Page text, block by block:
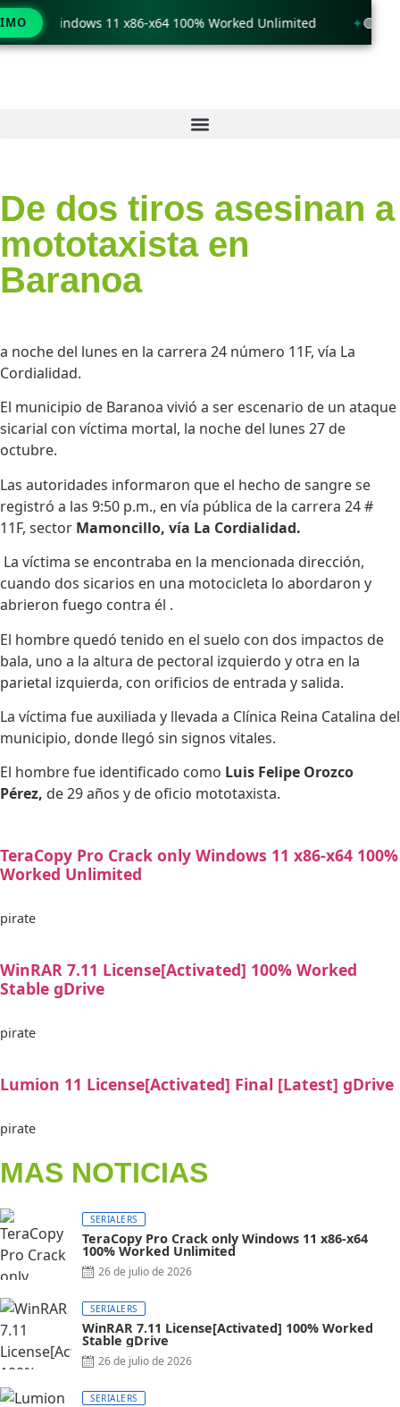
De dos tiros asesinan a
mototaxista en
Baranoa
a noche del lunes en la carrera 24 número 11F, vía La
Cordialidad.
El municipio de Baranoa vivió a ser escenario de un ataque
sicarial con víctima mortal, la noche del lunes 27 de
octubre.
Las autoridades informaron que el hecho de sangre se
registró a las 9:50 p.m., en vía pública de la carrera 24 #
11F, sector Mamoncillo, vía La Cordialidad.
La víctima se encontraba en la mencionada dirección,
cuando dos sicarios en una motocicleta lo abordaron y
abrieron fuego contra él .
El hombre quedó tenido en el suelo con dos impactos de
bala, uno a la altura de pectoral izquierdo y otra en la
parietal izquierda, con orificios de entrada y salida.
La víctima fue auxiliada y llevada a Clínica Reina Catalina del
municipio, donde llegó sin signos vitales.
El hombre fue identificado como Luis Felipe Orozco
Pérez, de 29 años y de oficio mototaxista.
TeraCopy Pro Crack only Windows 11 x86-x64 100%
Worked Unlimited
pirate
WinRAR 7.11 License[Activated] 100% Worked
Stable gDrive
pirate
Lumion 11 License[Activated] Final [Latest] gDrive
pirate
MAS NOTICIAS
SERIALERS
TeraCopy Pro Crack only Windows 11 x86-x64
100% Worked Unlimited
26 de julio de 2026
SERIALERS
WinRAR 7.11 License[Activated] 100% Worked
Stable gDrive
26 de julio de 2026
SERIALERS
only Windows 11 x86-x64 100% Worked Unlimited 🟢